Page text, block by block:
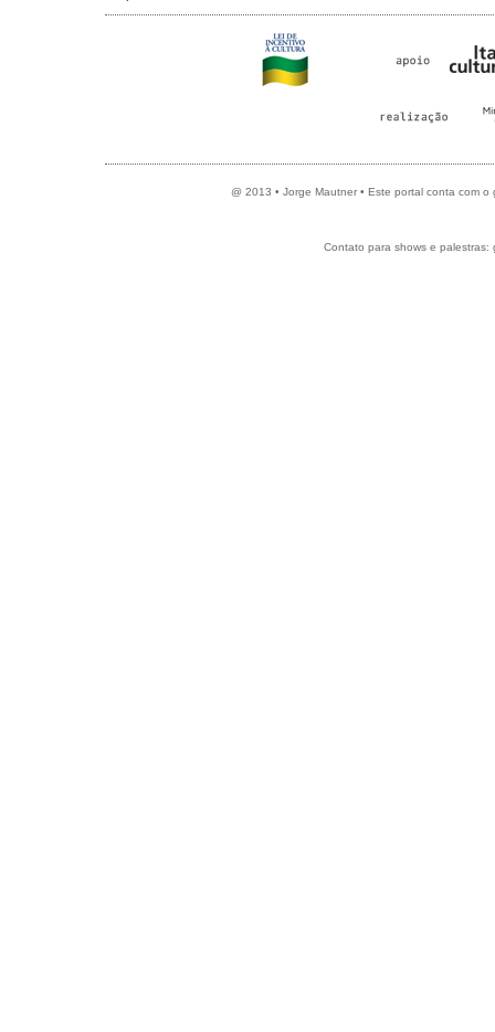
@ 2013 • Jorge Mautner • Este portal conta com
Contato para shows e palestras: